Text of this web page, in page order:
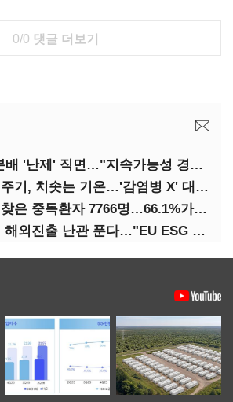
0/0 댓글 더보기
저출산, 성장·분배 '난제' 직면…"지속가능성 경고등"
짧아진 팬데믹 주기, 치솟는 기온…'감염병 X' 대비해야
지난해 응급실 찾은 중독환자 7766명…66.1%가 '의도적 중독'
중부발전, 중기 해외진출 난관 푼다…"EU ESG 실사 공동 대응"